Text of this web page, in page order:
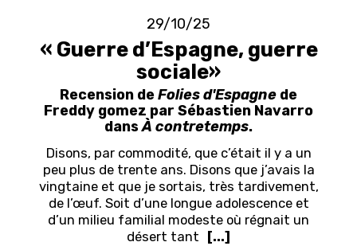
29/10/25
« Guerre d’Espagne, guerre
sociale»
Recension deFolies d'Espagne de
Freddy gomez par Sébastien Navarro
dansÀ contretemps.
Disons, par commodité, que c’était il y a un
peu plus de trente ans. Disons que j’avais la
vingtaine et que je sortais, très tardivement,
de l’œuf. Soit d’une longue adolescence et
d’un milieu familial modeste où régnait un
désert tant
[...]